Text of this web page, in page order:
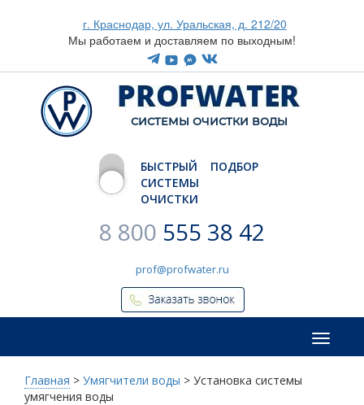
г. Краснодар, ул. Уральская, д. 212/20
Мы работаем и доставляем по выходным!
CИСТЕМЫ ОЧИСТКИ ВОДЫ
БЫСТРЫЙ ПОДБОР
СИСТЕМЫ
ОЧИСТКИ
8 800 555 38 42
prof@profwater.ru
Меню
Главная > Умягчители воды > Установка системы
умягчения воды